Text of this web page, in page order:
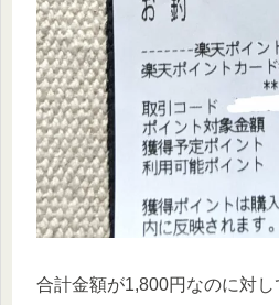
合計金額が1,800円なのに対